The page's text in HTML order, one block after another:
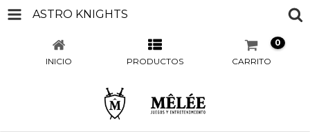
ASTRO KNIGHTS
INICIO PRODUCTOS CARRITO
0